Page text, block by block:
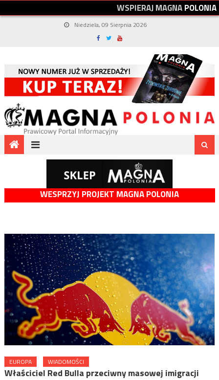
WSPIERAJMAGNAPOLONIA
Niedziela, 09 Sierpnia 2026
WESPRZYJ PROJEKT MAGNA POLONIA
EUROPA WIADOMOŚCI
Właściciel Red Bulla przeciwny masowej imigracji